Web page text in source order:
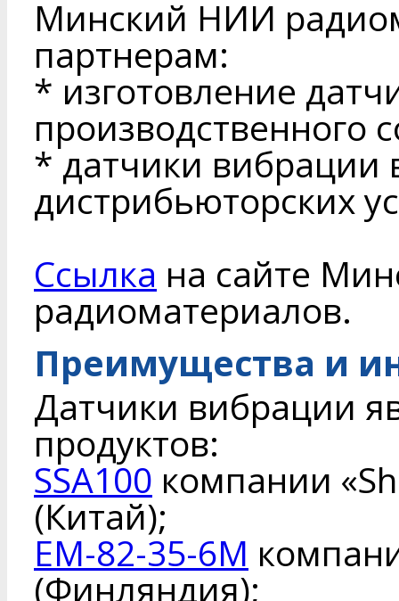
Минский НИИ
партнерам:
* изготовление
производственного
* датчики вибрации
дистрибьюторских
Ссылка на сайте
радиоматериалов.
Преимущества и
Датчики вибрации
продуктов:
SSA100 компании
(Китай);
EM-82-35-6M
(Финляндия);